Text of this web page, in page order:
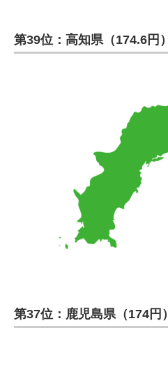
第39位：高知県（174.6円）
第37位：鹿児島県（174円）